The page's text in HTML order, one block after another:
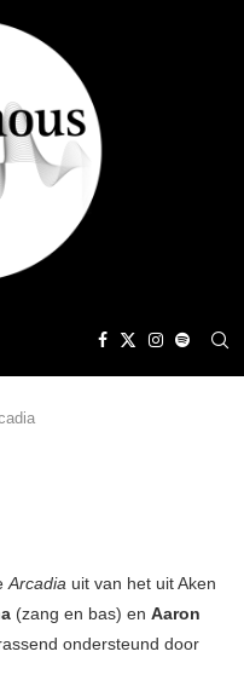
Arcadia uit van het uit Aken
(zang en bas) en Aaron
ondersteund door